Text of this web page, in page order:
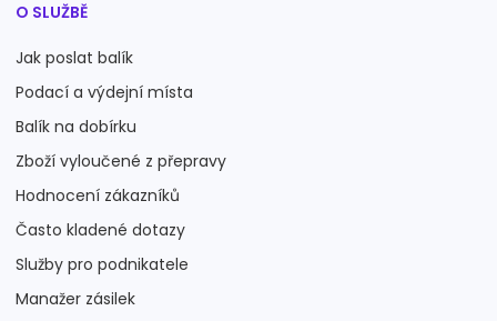
O SLUŽBĚ
Jak poslat balík
Podací a výdejní místa
Balík na dobírku
Zboží vyloučené z přepravy
Hodnocení zákazníků
Často kladené dotazy
Služby pro podnikatele
Manažer zásilek